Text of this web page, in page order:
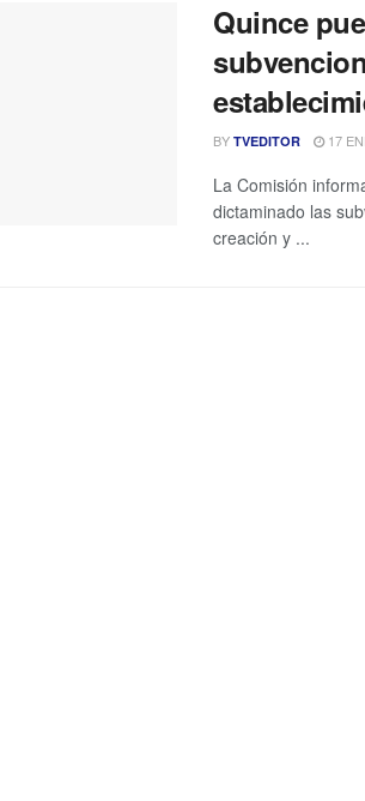
Quince
BY TVEDITOR 17
La Comisión
dictaminado las
creación y ...